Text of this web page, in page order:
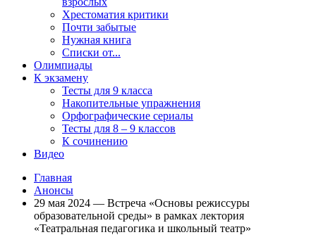
Хрестоматия критики
Почти забытые
Нужная книга
Списки от...
Олимпиады
К экзамену
Тесты для 9 класса
Накопительные упражнения
Орфографические сериалы
Тесты для 8 – 9 классов
К сочинению
Видео
Главная
Анонсы
29 мая 2024 — Встреча «Основы режиссуры
образовательной среды» в рамках лектория
«Театральная педагогика и школьный театр»